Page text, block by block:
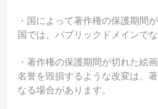
・国によって著作権の保護期間
国では、パブリックドメインで
・著作権の保護期間が切れた絵
名誉を毀損するような改変は、
なる場合があります。